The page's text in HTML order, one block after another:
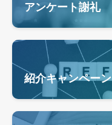
アンケート謝礼
紹介キャンペーン